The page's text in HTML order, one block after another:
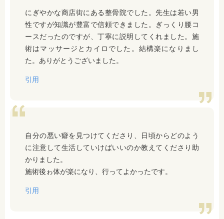
にぎやかな商店街にある整骨院でした。先生は若い男
性ですが知識が豊富で信頼できました。ぎっくり腰コ
ースだったのですが、丁寧に説明してくれました。施
術はマッサージとカイロでした。結構楽になりまし
た。ありがとうございました。
引用
自分の悪い癖を見つけてくださり、日頃からどのよう
に注意して生活していけばいいのか教えてくださり助
かりました。
施術後ゎ体が楽になり、行ってよかったです。
引用